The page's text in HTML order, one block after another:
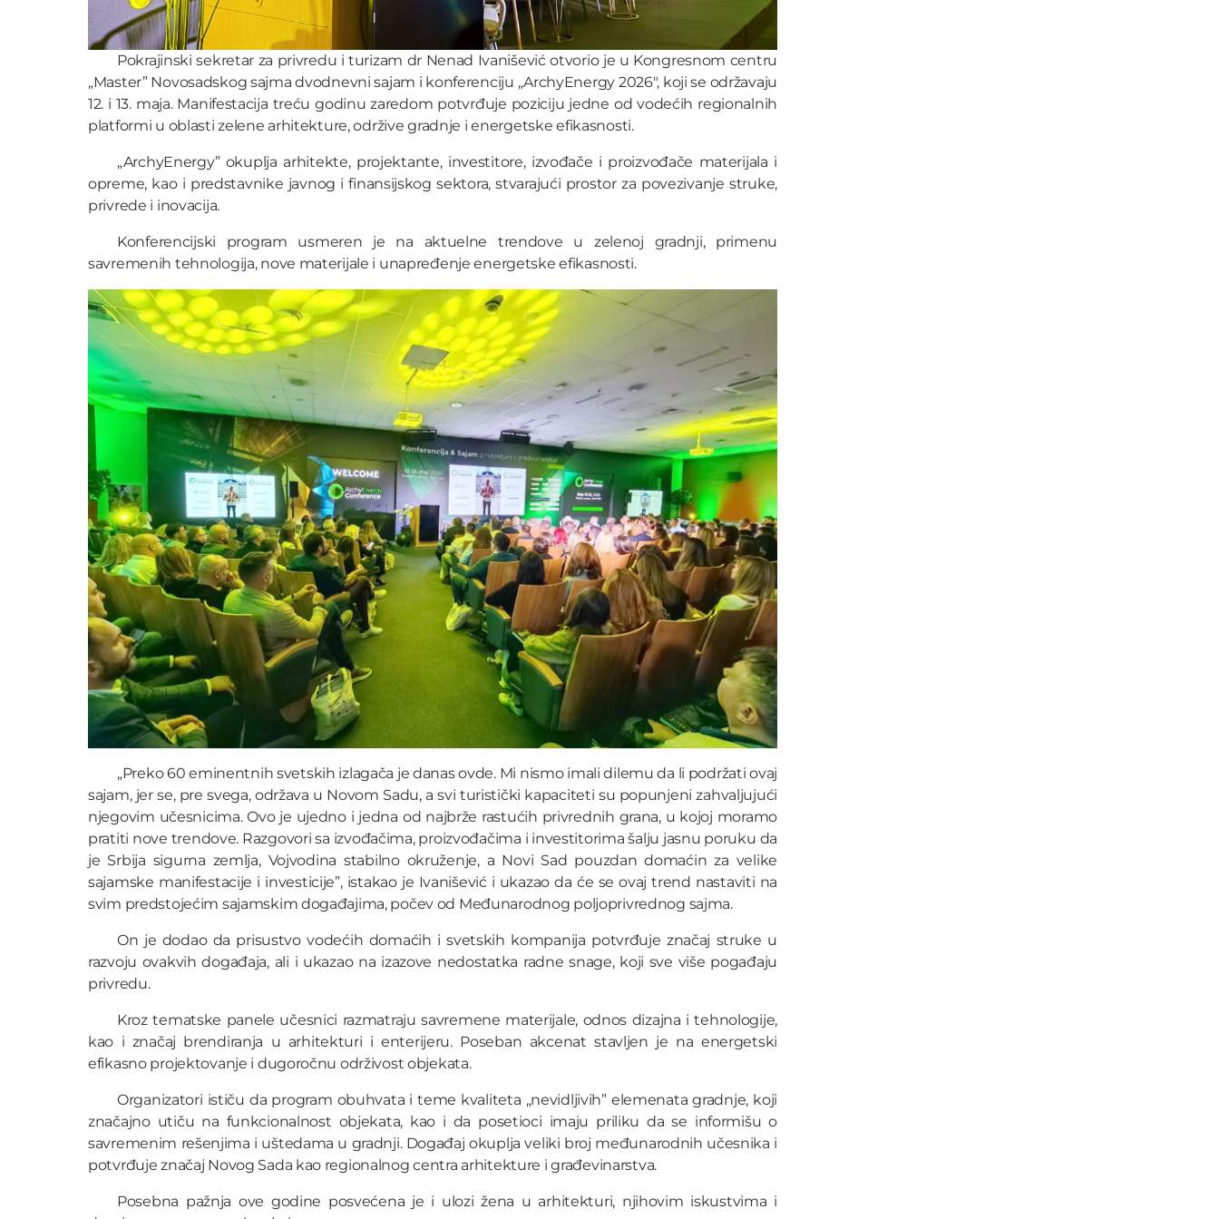
Pokrajinski sekretar za privredu i turizam dr Nenad Ivanišević otvorio je u Kongresnom centru
„Master” Novosadskog sajma dvodnevni sajam i konferenciju „ArchyEnergy 2026″, koji se održavaju
12. i 13. maja. Manifestacija treću godinu zaredom potvrđuje poziciju jedne od vodećih regionalnih
platformi u oblasti zelene arhitekture, održive gradnje i energetske efikasnosti.
„ArchyEnergy” okuplja arhitekte, projektante, investitore, izvođače i proizvođače materijala i
opreme, kao i predstavnike javnog i finansijskog sektora, stvarajući prostor za povezivanje struke,
privrede i inovacija.
Konferencijski program usmeren je na aktuelne trendove u zelenoj gradnji, primenu
savremenih tehnologija, nove materijale i unapređenje energetske efikasnosti.
„Preko 60 eminentnih svetskih izlagača je danas ovde. Mi nismo imali dilemu da li podržati ovaj
sajam, jer se, pre svega, održava u Novom Sadu, a svi turistički kapaciteti su popunjeni zahvaljujući
njegovim učesnicima. Ovo je ujedno i jedna od najbrže rastućih privrednih grana, u kojoj moramo
pratiti nove trendove. Razgovori sa izvođačima, proizvođačima i investitorima šalju jasnu poruku da
je Srbija sigurna zemlja, Vojvodina stabilno okruženje, a Novi Sad pouzdan domaćin za velike
sajamske manifestacije i investicije”, istakao je Ivanišević i ukazao da će se ovaj trend nastaviti na
svim predstojećim sajamskim događajima, počev od Međunarodnog poljoprivrednog sajma.
On je dodao da prisustvo vodećih domaćih i svetskih kompanija potvrđuje značaj struke u
razvoju ovakvih događaja, ali i ukazao na izazove nedostatka radne snage, koji sve više pogađaju
privredu.
Kroz tematske panele učesnici razmatraju savremene materijale, odnos dizajna i tehnologije,
kao i značaj brendiranja u arhitekturi i enterijeru. Poseban akcenat stavljen je na energetski
efikasno projektovanje i dugoročnu održivost objekata.
Organizatori ističu da program obuhvata i teme kvaliteta „nevidljivih” elemenata gradnje, koji
značajno utiču na funkcionalnost objekata, kao i da posetioci imaju priliku da se informišu o
savremenim rešenjima i uštedama u gradnji. Događaj okuplja veliki broj međunarodnih učesnika i
potvrđuje značaj Novog Sada kao regionalnog centra arhitekture i građevinarstva.
Posebna pažnja ove godine posvećena je i ulozi žena u arhitekturi, njihovim iskustvima i